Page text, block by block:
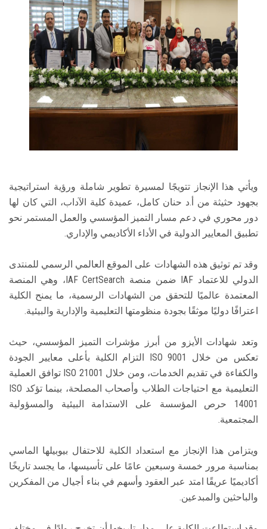
ويأتي هذا الإنجاز تتويجًا لمسيرة تطوير شاملة ورؤية استراتيجية
بجهود حثيثة من أ.د حنان كامل، عميدة كلية الآداب، التي كان لها
دور محوري في دعم مسار التميز المؤسسي والعمل المستمر نحو
تطبيق المعايير الدولية في الأداء الأكاديمي والإداري.
وقد تم توثيق هذه الشهادات على الموقع العالمي الرسمي للمنتدى
الدولي للاعتماد IAF ضمن منصة IAF CertSearch، وهي المنصة
المعتمدة عالميًا للتحقق من الشهادات الرسمية، ما يمنح الكلية
اعترافًا دوليًا موثقًا بجودة منظومتها التعليمية والإدارية والبيئية.
وتعد شهادات الأيزو من أبرز مؤشرات التميز المؤسسي، حيث
تعكس من خلال ISO 9001 التزام الكلية بأعلى معايير الجودة
والكفاءة في تقديم الخدمات، ومن خلال ISO 21001 توافق العملية
التعليمية مع احتياجات الطلاب وأصحاب المصلحة، بينما تؤكد ISO
14001 حرص المؤسسة على الاستدامة البيئية والمسؤولية
المجتمعية.
ويتزامن هذا الإنجاز مع استعداد الكلية للاحتفال بيوبيلها الماسي
بمناسبة مرور خمسة وسبعين عامًا على تأسيسها، ما يجسد تاريخًا
أكاديميًا عريقًا امتد عبر العقود وأسهم في بناء أجيال من المفكرين
والباحثين والمبدعين.